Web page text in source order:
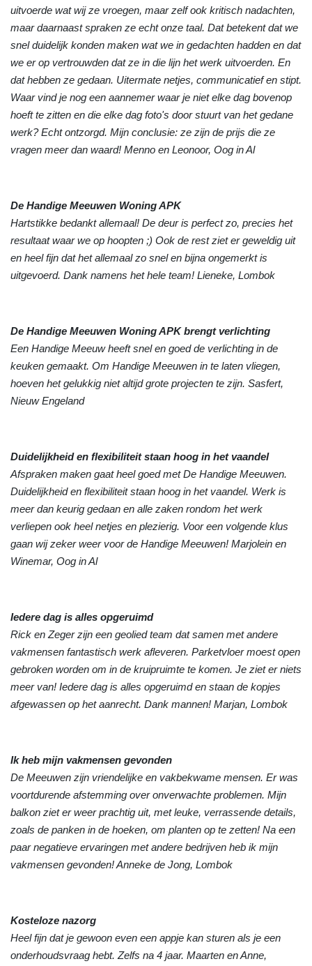
uitvoerde wat wij ze vroegen, maar zelf ook kritisch nadachten,
maar daarnaast spraken ze echt onze taal. Dat betekent dat we
snel duidelijk konden maken wat we in gedachten hadden en dat
we er op vertrouwden dat ze in die lijn het werk uitvoerden. En
dat hebben ze gedaan. Uitermate netjes, communicatief en stipt.
Waar vind je nog een aannemer waar je niet elke dag bovenop
hoeft te zitten en die elke dag foto's door stuurt van het gedane
werk? Echt ontzorgd. Mijn conclusie: ze zijn de prijs die ze
vragen meer dan waard! Menno en Leonoor, Oog in Al
De Handige Meeuwen Woning APK
Hartstikke bedankt allemaal! De deur is perfect zo, precies het
resultaat waar we op hoopten ;) Ook de rest ziet er geweldig uit
en heel fijn dat het allemaal zo snel en bijna ongemerkt is
uitgevoerd. Dank namens het hele team! Lieneke, Lombok
De Handige Meeuwen Woning APK brengt verlichting
Een Handige Meeuw heeft snel en goed de verlichting in de
keuken gemaakt. Om Handige Meeuwen in te laten vliegen,
hoeven het gelukkig niet altijd grote projecten te zijn. Sasfert,
Nieuw Engeland
Duidelijkheid en flexibiliteit staan hoog in het vaandel
Afspraken maken gaat heel goed met De Handige Meeuwen.
Duidelijkheid en flexibiliteit staan hoog in het vaandel. Werk is
meer dan keurig gedaan en alle zaken rondom het werk
verliepen ook heel netjes en plezierig. Voor een volgende klus
gaan wij zeker weer voor de Handige Meeuwen! Marjolein en
Winemar, Oog in Al
Iedere dag is alles opgeruimd
Rick en Zeger zijn een geolied team dat samen met andere
vakmensen fantastisch werk afleveren. Parketvloer moest open
gebroken worden om in de kruipruimte te komen. Je ziet er niets
meer van! Iedere dag is alles opgeruimd en staan de kopjes
afgewassen op het aanrecht. Dank mannen! Marjan, Lombok
Ik heb mijn vakmensen gevonden
De Meeuwen zijn vriendelijke en vakbekwame mensen. Er was
voortdurende afstemming over onverwachte problemen. Mijn
balkon ziet er weer prachtig uit, met leuke, verrassende details,
zoals de panken in de hoeken, om planten op te zetten! Na een
paar negatieve ervaringen met andere bedrijven heb ik mijn
vakmensen gevonden! Anneke de Jong, Lombok
Kosteloze nazorg
Heel fijn dat je gewoon even een appje kan sturen als je een
onderhoudsvraag hebt. Zelfs na 4 jaar. Maarten en Anne,